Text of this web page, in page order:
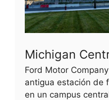
Michigan
Ford Motor
antigua estación de
en un campus